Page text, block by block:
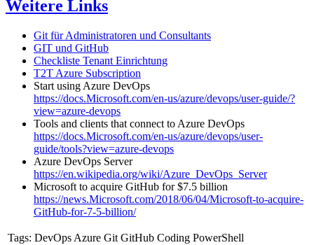
Weitere Links
Git für Administratoren und Consultants
GIT und GitHub
Checkliste Tenant Einrichtung
T2T Azure Subscription
Start using Azure DevOps
https://docs.Microsoft.com/en-us/azure/devops/user-guide/?
view=azure-devops
Tools and clients that connect to Azure DevOps
https://docs.Microsoft.com/en-us/azure/devops/user-
guide/tools?view=azure-devops
Azure DevOps Server
https://en.wikipedia.org/wiki/Azure_DevOps_Server
Microsoft to acquire GitHub for $7.5 billion
https://news.Microsoft.com/2018/06/04/Microsoft-to-acquire-
GitHub-for-7-5-billion/
Tags: DevOps Azure Git GitHub Coding PowerShell